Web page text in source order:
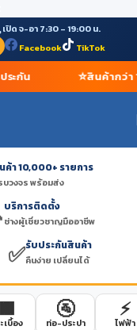
เปิด จ-อา 7:30 – 19:00 น.
Facebook TikTok
ะกัน ⭐สินค้ากว่า
ค้า 10,000+ รายการ
บวงจร พร้อมส่ง
บริการติดตั้ง
ช่างผู้เชี่ยวชาญมืออาชีพ
✅รับประกันสินค้า
คืนง่าย เปลี่ยนได้
🟫
เบื้อง
🚰
ท่อ-ประปา
⚡
ไฟฟ้า